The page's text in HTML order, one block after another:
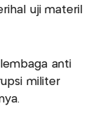
uji materil
anti
militer